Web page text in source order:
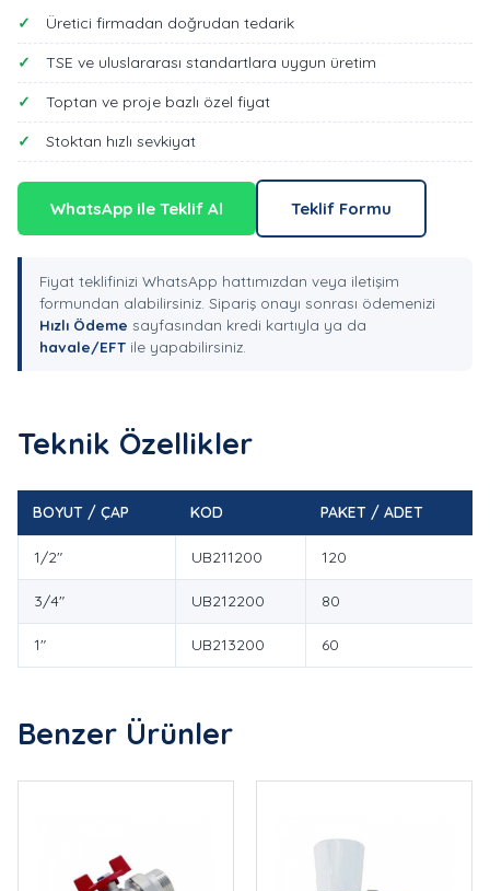
Üretici firmadan doğrudan tedarik
TSE ve uluslararası standartlara uygun üretim
Toptan ve proje bazlı özel fiyat
Stoktan hızlı sevkiyat
WhatsApp ile Teklif Al Teklif Formu
Fiyat teklifinizi WhatsApp hattımızdan veya iletişim
formundan alabilirsiniz. Sipariş onayı sonrası ödemenizi
Hızlı Ödeme sayfasından kredi kartıyla ya da
havale/EFT ile yapabilirsiniz.
Teknik Özellikler
BOYUT / ÇAP KOD PAKET / ADET
1/2" UB211200 120
3/4" UB212200 80
1" UB213200 60
Benzer Ürünler